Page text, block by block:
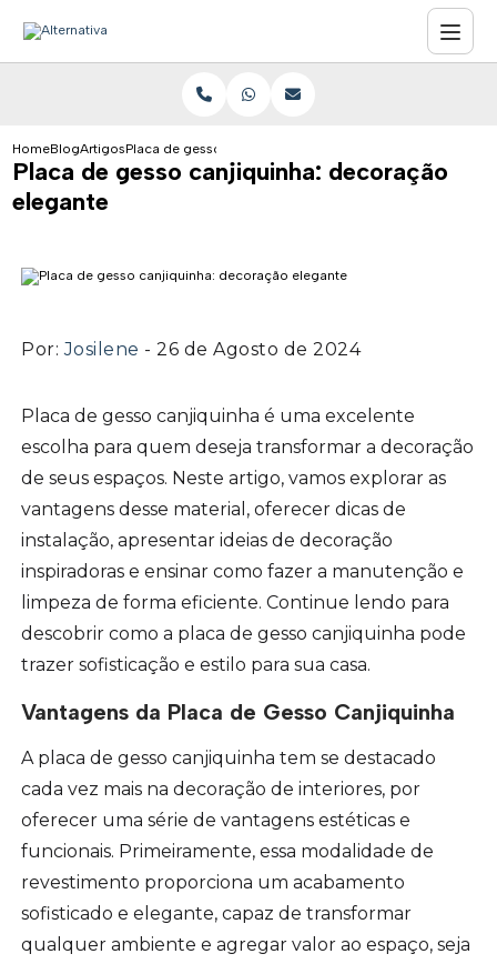
HomeBlogArtigosPlaca de gesso canjiquinha: decoração elegante
Placa de gesso canjiquinha: decoração
elegante
Por:Josilene - 26 de Agosto de 2024
Placa de gesso canjiquinha é uma excelente
escolha para quem deseja transformar a decoração
de seus espaços. Neste artigo, vamos explorar as
vantagens desse material, oferecer dicas de
instalação, apresentar ideias de decoração
inspiradoras e ensinar como fazer a manutenção e
limpeza de forma eficiente. Continue lendo para
descobrir como a placa de gesso canjiquinha pode
trazer sofisticação e estilo para sua casa.
Vantagens da Placa de Gesso Canjiquinha
A placa de gesso canjiquinha tem se destacado
cada vez mais na decoração de interiores, por
oferecer uma série de vantagens estéticas e
funcionais. Primeiramente, essa modalidade de
revestimento proporciona um acabamento
sofisticado e elegante, capaz de transformar
qualquer ambiente e agregar valor ao espaço, seja